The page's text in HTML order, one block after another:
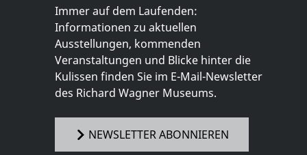
Immer auf dem Laufenden:
Informationen zu aktuellen
Ausstellungen, kommenden
Veranstaltungen und Blicke hinter die
Kulissen finden Sie im E-Mail-Newsletter
des Richard Wagner Museums.
NEWSLETTER ABONNIEREN